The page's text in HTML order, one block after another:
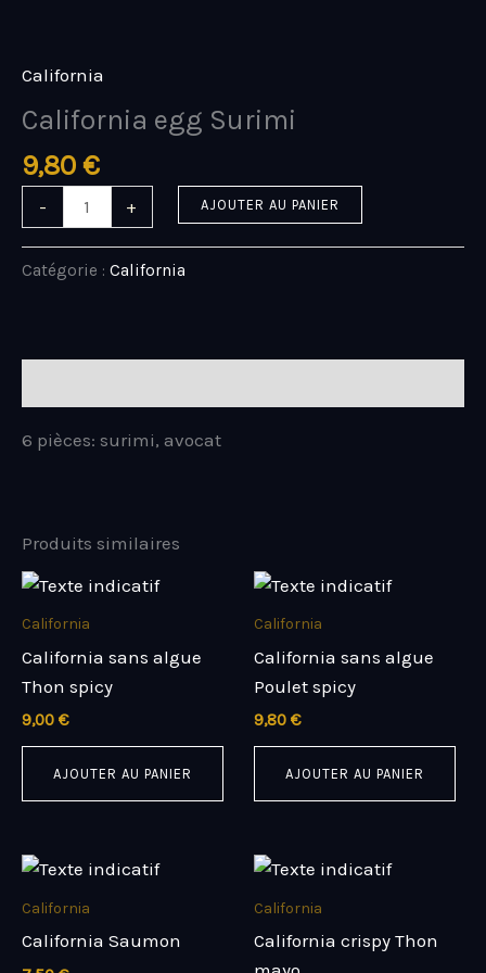
contenu
California
California egg Surimi
9,80 €
-
California
Surimi
+ AJOUTER AU PANIER
Catégorie : California
6 pièces: surimi, avocat
Produits similaires
California
California sans algue
Thon spicy
9,00 €
AJOUTER AU PANIER
California
California sans algue
Poulet spicy
9,80 €
AJOUTER AU PANIER
California
California Saumon
California
California crispy Thon